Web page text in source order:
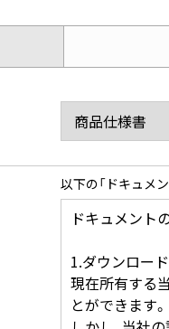
以下の「ドキュメ